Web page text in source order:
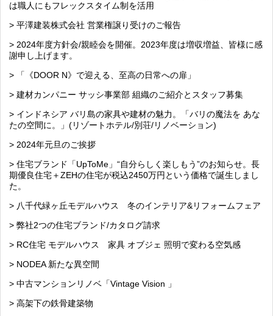
は職人にもフレックスタイム制を活用
> 平澤建装株式会社 営業権譲り受けのご報告
> 2024年度方針会/親睦会を開催。2023年度は増収増益、皆様に感
謝申し上げます。
> 「《DOOR N》で迎える、至高の日常への扉」
> 建材カンパニー サッシ事業部 組織のご紹介とスタッフ募集
> インドネシア バリ島の家具や建材の魅力。「バリの魔法を あな
たの空間に。」(リゾートホテル/別荘/リノベーション)
> 2024年元旦のご挨拶
> 住宅ブランド「UpToMe」“自分らしく楽しもう”のお知らせ。長
期優良住宅＋ZEHの住宅が税込2450万円という価格で誕生しまし
た。
> 八千代緑ヶ丘モデルハウス 冬のインテリア&リフォームフェア
> 弊社2つの住宅ブランド/カタログ請求
> RC住宅 モデルハウス 家具 オブジェ 照明で変わる空気感
> NODEA 新たな異空間
> 中古マンションリノベ「Vintage Vision 」
> 高架下の鉄骨建築物